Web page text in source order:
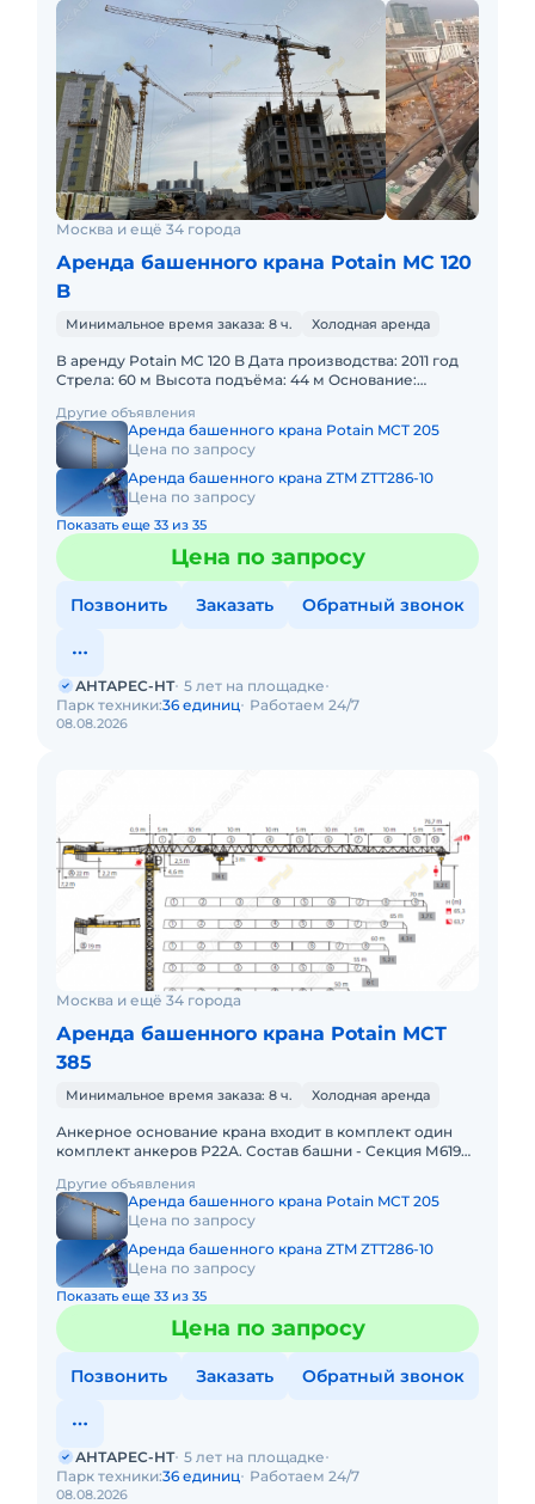
Москва и ещё 34 города
Аренда башенного крана Potain MC 120
B
Минимальное время заказа: 8 ч. Холодная аренда
В аренду Potain MC 120 B Дата производства: 2011 год
Стрела: 60 м Высота подъёма: 44 м Основание:
Другие объявления
Аренда башенного крана Potain MCT 205
Цена по запросу
Аренда башенного крана ZTM ZTT286-10
Цена по запросу
Показать еще 33 из 35
Цена по запросу
Позвонить Заказать Обратный звонок
08.08.2026
АНТАРЕС-НТ 5 лет на площадке
Парк техники:36 единиц Работаем 24/7
Москва и ещё 34 города
Аренда башенного крана Potain MCT
385
Минимальное время заказа: 8 ч. Холодная аренда
Анкерное основание крана входит в комплект один
комплект анкеров Р22А. Состав башни - Секция М619А
Другие объявления
Аренда башенного крана Potain MCT 205
Цена по запросу
Аренда башенного крана ZTM ZTT286-10
Цена по запросу
Показать еще 33 из 35
Цена по запросу
Позвонить Заказать Обратный звонок
08.08.2026
АНТАРЕС-НТ 5 лет на площадке
Парк техники:36 единиц Работаем 24/7